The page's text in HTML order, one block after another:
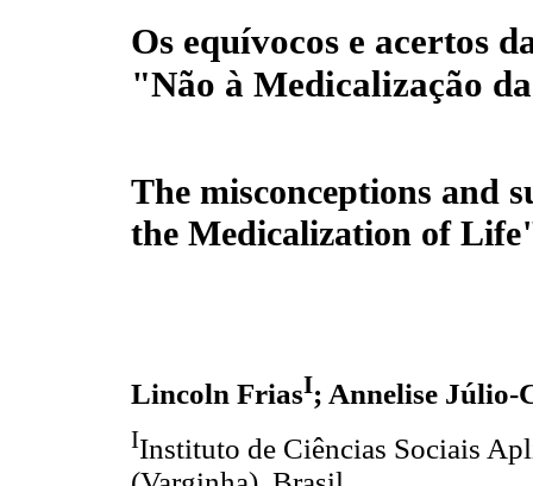
Os equívocos e acertos
"Não à Medicalização
The misconceptions and
the Medicalization of
Lincoln FriasI; Annelise Júlio-
IInstituto de Ciências Sociais